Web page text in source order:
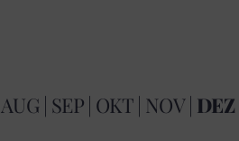
AUG | SEP| OKT| NOV| DEZ